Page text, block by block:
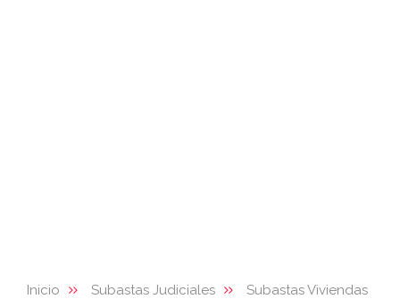
Inicio Subastas Judiciales
Subastas Viviendas